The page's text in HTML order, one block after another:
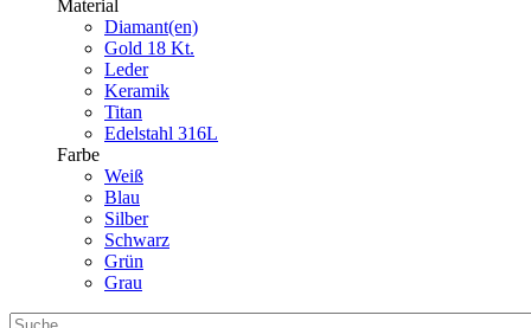
Material
Diamant(en)
Gold 18 Kt.
Leder
Keramik
Titan
Edelstahl 316L
Farbe
Weiß
Blau
Silber
Schwarz
Grün
Grau